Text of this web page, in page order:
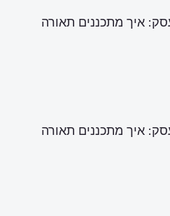
איך מתכננים תאורה
איך מתכננים תאורה